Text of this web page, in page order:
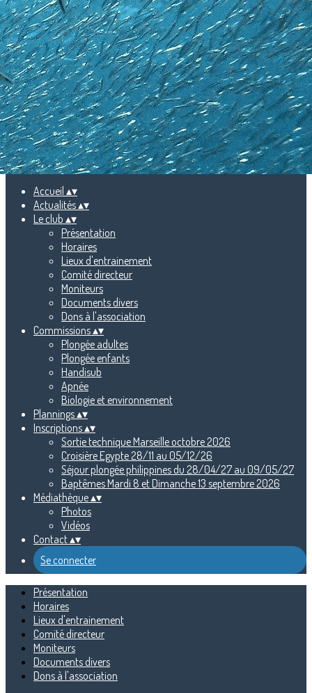
Menu
<
>
Photos
Vidéos
Ajoutez un logo, un bouton, des réseaux sociaux
Cliquez pour éditer
Accueil ▴▾
Actualités▴▾
Le club ▴▾
Présentation
Horaires
Lieux d'entrainement
Comité directeur
Moniteurs
Documents divers
Dons à l'association
Commissions▴▾
Plongée adultes
Plongée enfants
Handisub
Apnée
Biologie et environnement
Plannings▴▾
Inscriptions▴▾
Sortie technique Marseille octobre 2026
Croisière Egypte 28/11 au 05/12/26
Séjour plongée philippines du 28/04/27 au 09/05/27
Baptêmes Mardi 8 et Dimanche 13 septembre 2026
Médiathèque▴▾
Photos
Vidéos
Contact▴▾
Se connecter
Présentation
Horaires
Lieux d'entrainement
Comité directeur
Moniteurs
Documents divers
Dons à l'association